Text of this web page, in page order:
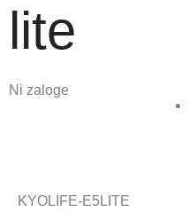
lite
Ni zaloge
KYOLIFE-E5LITE